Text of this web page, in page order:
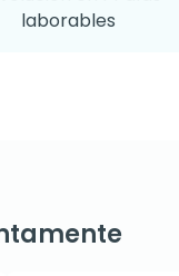
laborables